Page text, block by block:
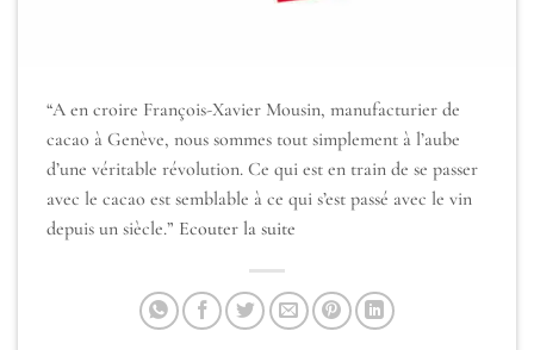
“A en croire François-Xavier Mousin, manufacturier de
cacao à Genève, nous sommes tout simplement à l’aube
d’une véritable révolution. Ce qui est en train de se passer
avec le cacao est semblable à ce qui s’est passé avec le vin
depuis un siècle.” Ecouter la suite